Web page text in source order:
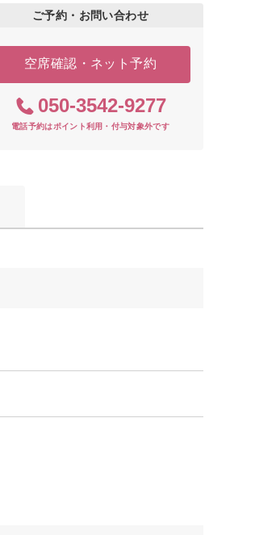
ご予約・お問い合わせ
空席確認・ネット予約
050-3542-9277
電話予約はポイント利用・付与対象外です